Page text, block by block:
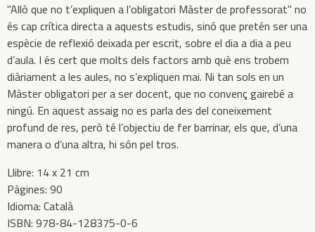
"Allò que no t’expliquen a l’obligatori Màster de professorat" no
és cap crítica directa a aquests estudis, sinó que pretén ser una
espècie de reflexió deixada per escrit, sobre el dia a dia a peu
d’aula. I és cert que molts dels factors amb què ens trobem
diàriament a les aules, no s’expliquen mai. Ni tan sols en un
Màster obligatori per a ser docent, que no convenç gairebé a
ningú. En aquest assaig no es parla des del coneixement
profund de res, però té l’objectiu de fer barrinar, els que, d’una
manera o d’una altra, hi són pel tros.
Llibre: 14 x 21 cm
Pàgines: 90
Idioma: Català
ISBN: 978-84-128375-0-6